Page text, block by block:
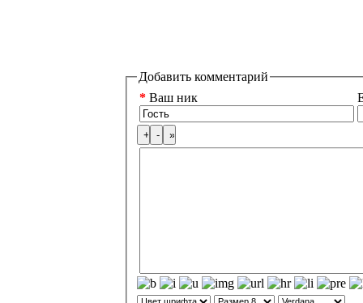
Добавить комментарий
* Ваш ник